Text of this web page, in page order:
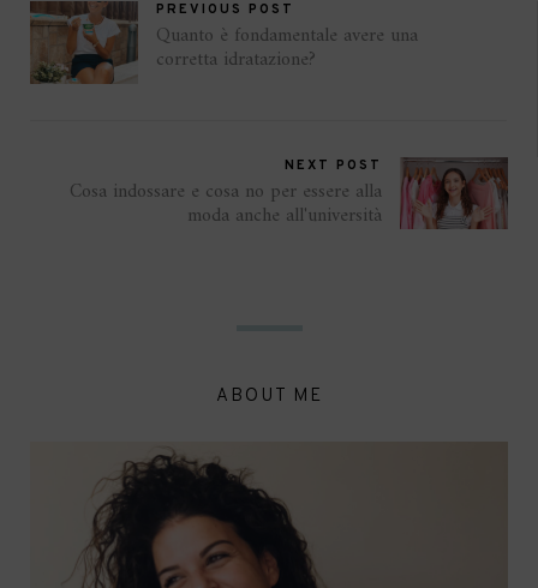
PREVIOUS POST
Quanto è fondamentale avere una
corretta idratazione?
NEXT POST
Cosa indossare e cosa no per essere alla
moda anche all'università
ABOUT ME